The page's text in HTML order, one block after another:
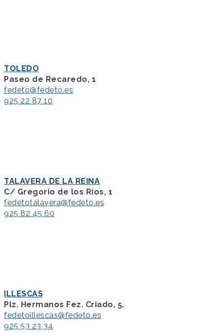
TOLEDO
Paseo de Recaredo, 1
fedeto@fedeto.es
925 22 87 10
TALAVERA DE LA REINA
C/ Gregorio de los Ríos, 1
fedetotalavera@fedeto.es
925 82 45 60
ILLESCAS
Plz. Hermanos Fez. Criado, 5.
fedetoillescas@fedeto.es
925 53 23 34